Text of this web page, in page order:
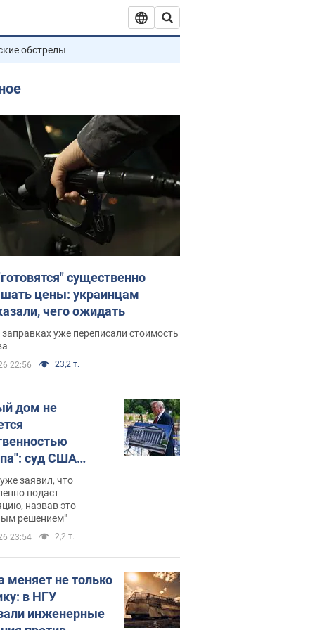
обстрелы
существенно
цены: украинцам
чего ожидать
уже переписали стоимость
22:56 23,2 т.
дом не
суд США
зала
400 млн
заявил, что
подаст
назвав это
решением"
23:54 2,2 т.
меняет не только
в НГУ
инженерные